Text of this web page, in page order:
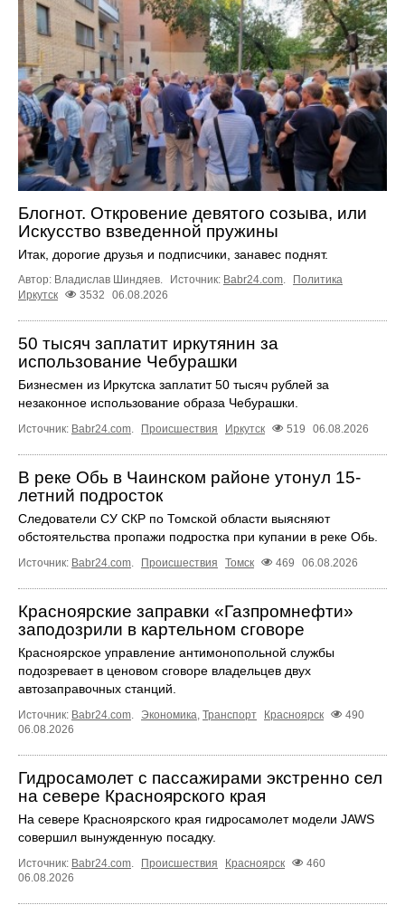
Блогнот. Откровение девятого созыва, или
Искусство взведенной пружины
Итак, дорогие друзья и подписчики, занавес поднят.
Автор: Владислав Шиндяев. Источник: Babr24.com
Политика
Иркутск
3532 06.08.2026
50 тысяч заплатит иркутянин за
использование Чебурашки
Бизнесмен из Иркутска заплатит 50 тысяч рублей за
незаконное использование образа Чебурашки.
Источник: Babr24.com. Происшествия Иркутск 519 06.08.2026
В реке Обь в Чаинском районе утонул 15-
летний подросток
Следователи СУ СКР по Томской области выясняют
обстоятельства пропажи подростка при купании в реке Обь.
Источник: Babr24.com. Происшествия Томск 469 06.08.2026
Красноярские заправки «Газпромнефти»
заподозрили в картельном сговоре
Красноярское управление антимонопольной службы
подозревает в ценовом сговоре владельцев двух
автозаправочных станций.
Источник: Babr24.com. Экономика, Транспорт Красноярск
490
06.08.2026
Гидросамолет с пассажирами экстренно сел
на севере Красноярского края
На севере Красноярского края гидросамолет модели JAWS
совершил вынужденную посадку.
Источник: Babr24.com. Происшествия Красноярск
460
06.08.2026